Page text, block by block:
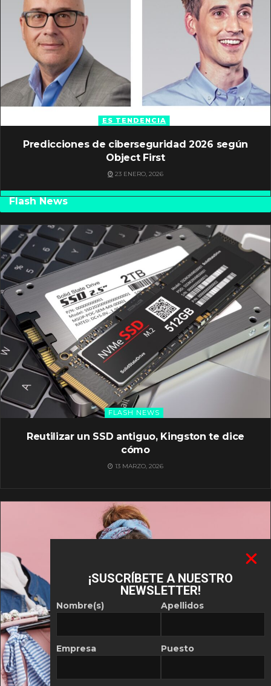
ES TENDENCIA
Predicciones de ciberseguridad 2026 según
Object First
23 ENERO, 2026
Flash News
FLASH NEWS
Reutilizar un SSD antiguo, Kingston te dice
cómo
13 MARZO, 2026
¡SUSCRÍBETE A NUESTRO
NEWSLETTER!
Nombre(s)
Empresa
Apellidos
Puesto